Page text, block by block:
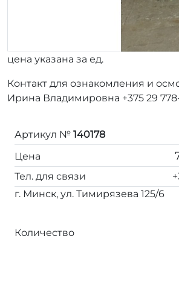
цена указана за ед.
Контакт для ознакомления и
Ирина Владимировна +375 29
Артикул № 140178
Цена
Тел. для связи
г. Минск, ул. Тимирязева 125/6
Количество